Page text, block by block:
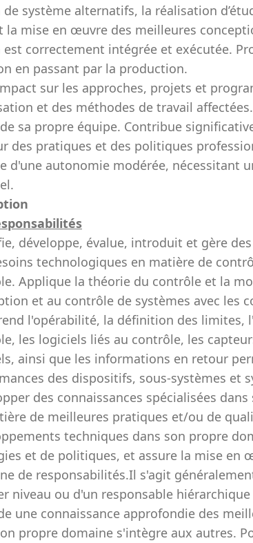
système alternatifs, la réalisation
la mise en œuvre des meilleures
correctement intégrée et exécutée.
en passant par la production.
sur les approches, projets et
et des méthodes de travail
sa propre équipe. Contribue
des pratiques et des politiques
d'une autonomie modérée, nécessitant
développe, évalue, introduit et gère
technologiques en matière de
Applique la théorie du contrôle et la
et au contrôle de systèmes avec les
l'opérabilité, la définition des limites,
les logiciels liés au contrôle, les
ainsi que les informations en retour
des dispositifs, sous-systèmes et
des connaissances spécialisées
de meilleures pratiques et/ou de
techniques dans son propre
et de politiques, et assure la mise en
de responsabilités.Il s'agit
niveau ou d'un responsable
une connaissance approfondie des
propre domaine s'intègre aux autres.